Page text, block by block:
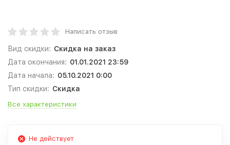
Написать отзыв
Вид скидки: Скидка на заказ
Дата окончания: 01.01.2021 23:59
Дата начала: 05.10.2021 0:00
Тип скидки: Скидка
Все характеристики
Не действует